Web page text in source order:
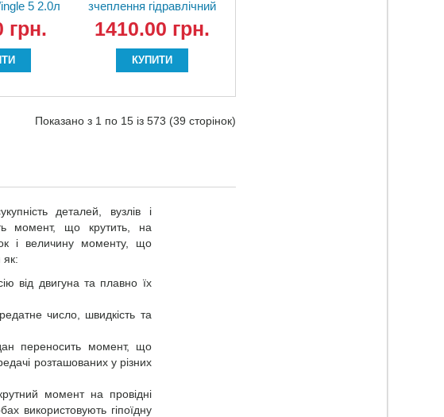
5 2.0л
грн.
зчеплення гідравлічний
Chery Elara 519MHA-
1602501 Елара
1410.00 грн.
КУПИТИ
Показано з 1 по 15 із 573 (39 сторінок)
деталей, вузлів і
момент, що крутить, на
і величину моменту, що
як:
від двигуна та плавно їх
число, швидкість та
переносить момент, що
розташованих у різних
момент на провідні
використовують гіпоїдну